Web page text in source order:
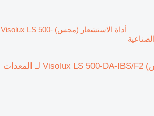
أداة الاستشعار (مجس) Visolux LS 500-
أداة الاستشعار (مجس) Visolux LS 500-DA-IBS/F2 لـ المعدات